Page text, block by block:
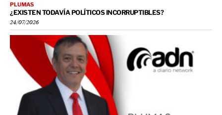
PLUMAS
¿EXISTEN TODAVÍA POLÍTICOS INCORRUPTIBLES?
24/07/2026